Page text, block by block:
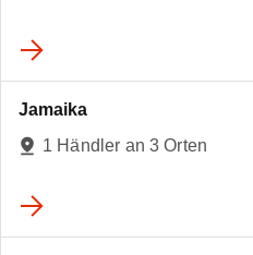
Jamaika
1 Händler an 3 Orten